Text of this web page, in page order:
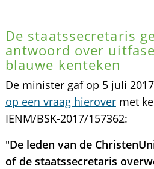
De staatssecretaris
antwoord over
blauwe kenteken
De minister gaf op 5 juli 2017
op een vraag hierovermet
IENM/BSK-2017/157362:
"De leden van de
of de staatssecretaris